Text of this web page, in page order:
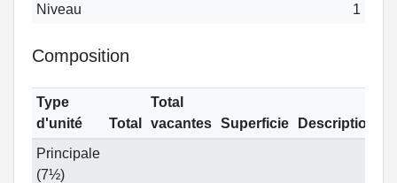
Niveau
1
Composition
Type
d'unité
Total
Total
vacantes
Superficie
Description
Principale
(7½)